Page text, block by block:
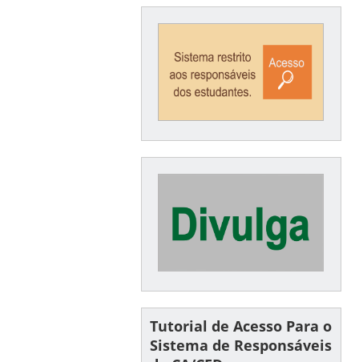
Tutorial de Acesso Para o
Sistema de Responsáveis